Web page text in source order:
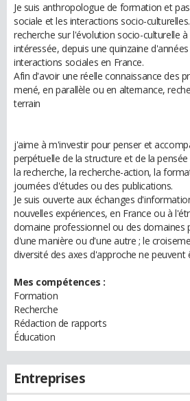
Je suis anthropologue de formation et
sociale et les interactions socio-
recherche sur l'évolution socio-culturelle
intéressée, depuis une quinzaine
interactions sociales en France.
Afin d'avoir une réelle connaissance des
mené, en parallèle ou en alternance,
terrain
j'aime à m'investir pour penser et
perpétuelle de la structure et de la
la recherche, la recherche-action, la
journées d'études ou des publications.
Je suis ouverte aux échanges
nouvelles expériences, en France ou à
domaine professionnel ou des domaines
d'une manière ou d'une autre ; le
diversité des axes d'approche ne
Mes compétences :
Formation
Recherche
Rédaction de rapports
Éducation
Entreprises